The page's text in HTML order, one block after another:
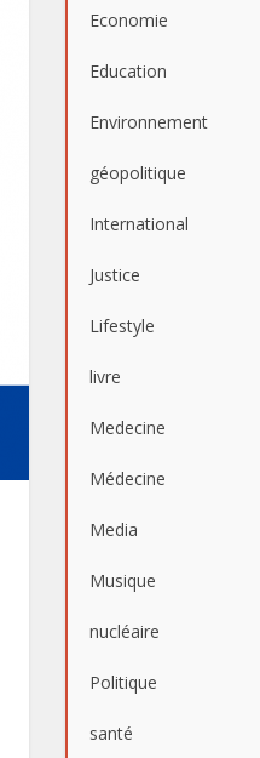
Economie
Education
Environnement
géopolitique
International
Justice
Lifestyle
livre
Medecine
Médecine
Media
Musique
nucléaire
Politique
santé